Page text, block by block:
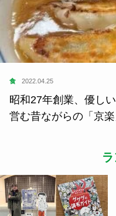
食 2022.04.25
昭和27年創業、優し
営む昔ながらの「京